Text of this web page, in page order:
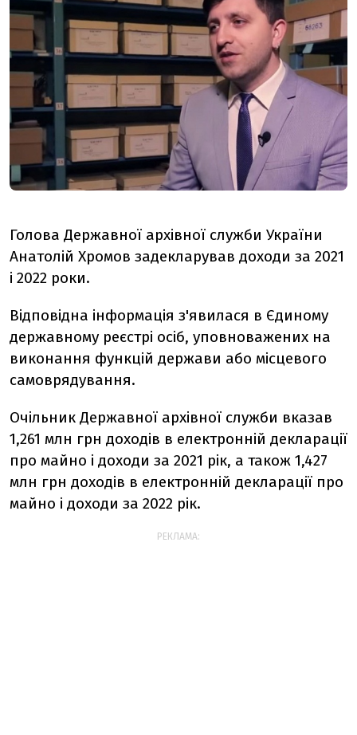
Голова Державної архівної служби України
Анатолій Хромов задекларував доходи за 2021
і 2022 роки.
Відповідна інформація з'явилася в Єдиному
державному реєстрі осіб, уповноважених на
виконання функцій держави або місцевого
самоврядування.
Очільник Державної архівної служби вказав
1,261 млн грн доходів в електронній декларації
про майно і доходи за 2021 рік, а також 1,427
млн грн доходів в електронній декларації про
майно і доходи за 2022 рік.
РЕКЛАМА: